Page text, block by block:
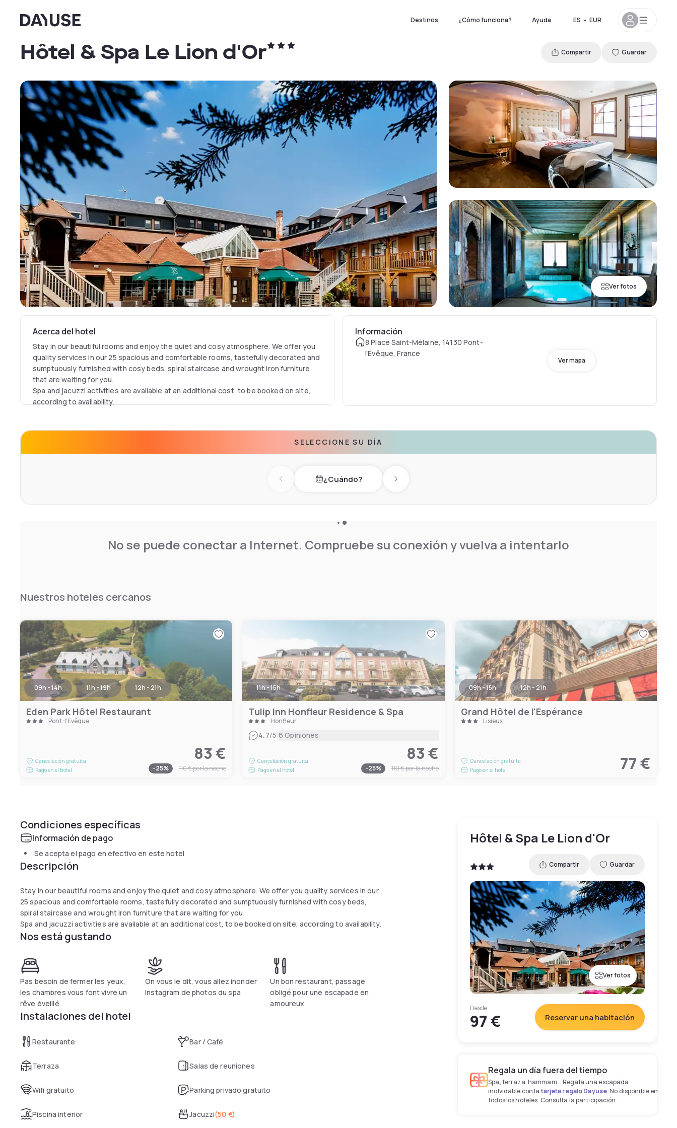
Dayuse Destinos ¿Cómo funciona? Ayuda ES • EUR
Ver fotos
Hôtel & Spa Le Lion d'Or Compartir Guardar
Acerca del hotel
Stay in our beautiful rooms and enjoy the quiet and cosy atmosphere. We offer you
quality services in our 25 spacious and comfortable rooms, tastefully decorated and
sumptuously furnished with cosy beds, spiral staircase and wrought iron furniture
that are waiting for you.
Spa and jacuzzi activities are available at an additional cost, to be booked on site,
according to availability.
Información
8 Place Saint-Mélaine, 14130 Pont-
l'Évêque, France
Ver mapa
SELECCIONE SU DÍA
Previous day¿Cuándo? Next day
No se puede conectar a Internet. Compruebe su conexión y vuelva a intentarlo
Nuestros hoteles cercanos
09h - 14h 11h - 19h 12h - 21h
Eden Park Hôtel Restaurant
Pont-l'Évêque
Cancelación gratuita
Pago en el hotel
83 €
-25% 110 €por la noche
11h - 15h
Tulip Inn Honfleur Residence & Spa
Honfleur
4.7/5|6 Opiniones
Cancelación gratuita
Pago en el hotel
83 €
-25% 110 €por la noche
09h - 15h 12h - 21h
Grand Hôtel de l'Espérance
Lisieux
Cancelación gratuita
Pago en el hotel
77 €
Condiciones específicas
Información de pago
Se acepta el pago en efectivo en este hotel
Descripción
Stay in our beautiful rooms and enjoy the quiet and cosy atmosphere. We offer you quality services in our
25 spacious and comfortable rooms, tastefully decorated and sumptuously furnished with cosy beds,
spiral staircase and wrought iron furniture that are waiting for you.
Spa and jacuzzi activities are available at an additional cost, to be booked on site, according to availability.
Nos está gustando
Pas besoin de fermer les yeux,
les chambres vous font vivre un
rêve éveillé
On vous le dit, vous allez inonder
Instagram de photos du spa
Un bon restaurant, passage
obligé pour une escapade en
amoureux
Instalaciones del hotel
Restaurante Bar / Café
Terraza Salas de reuniones
Wifi gratuito Parking privado gratuito
Piscina interior Jacuzzi(50 €)
Hôtel & Spa Le Lion d'Or
Compartir Guardar
Ver fotos
Desde
97 € Reservar una habitación
Regala un día fuera del tiempo
Spa, terraza, hammam... Regala una escapada
inolvidable con latarjeta regalo Dayuse. No disponible en
todos los hoteles. Consulta la participación.